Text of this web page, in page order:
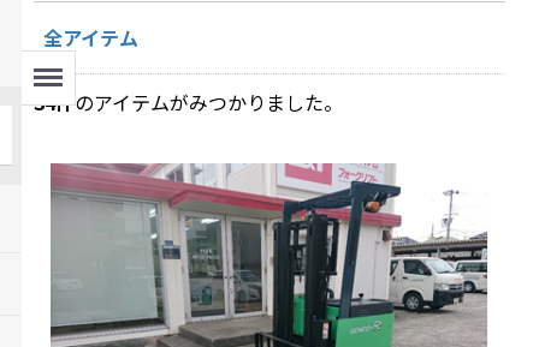
Menu
全アイテム
34件のアイテムがみつかりました。